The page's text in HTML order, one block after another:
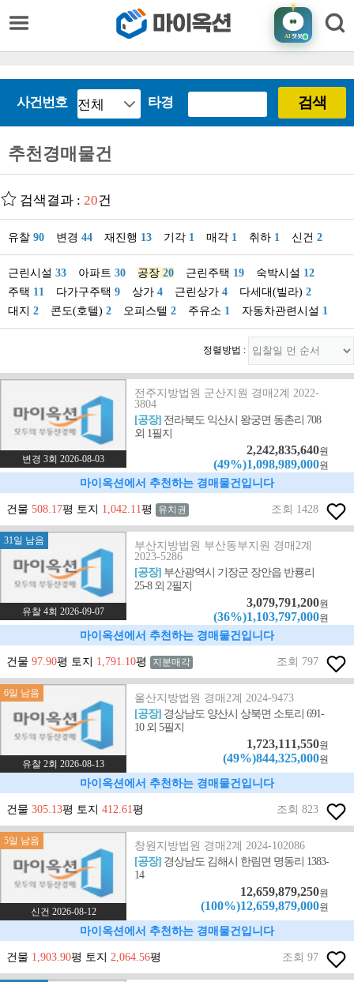
AI챗봇
사건번호 타경 검색
추천경매물건
검색결과 : 20건
유찰 90 변경 44 재진행 13 기각 1 매각 1 취하 1 신건 2
근린시설 33 아파트 30 공장 20 근린주택 19 숙박시설 12
주택 11 다가구주택 9 상가 4 근린상가 4 다세대(빌라) 2
대지 2 콘도(호텔) 2 오피스텔 2 주유소 1 자동차관련시설 1
정렬방법 :
변경 3회 2026-08-03
전주지방법원 군산지원 경매2계 2022-
3804
[공장] 전라북도 익산시 왕궁면 동촌리 708
외 1필지
2,242,835,640원
(49%)1,098,989,000원
마이옥션에서 추천하는 경매물건입니다
건물 508.17평 토지 1,042.11평 유치권 조회 1428
31일 남음
유찰 4회 2026-09-07
부산지방법원 부산동부지원 경매2계
2023-5286
[공장] 부산광역시 기장군 장안읍 반룡리
25-8 외 2필지
3,079,791,200원
(36%)1,103,797,000원
마이옥션에서 추천하는 경매물건입니다
건물 97.90평 토지 1,791.10평 지분매각 조회 797
6일 남음
유찰 2회 2026-08-13
울산지방법원 경매2계 2024-9473
[공장] 경상남도 양산시 상북면 소토리 691-
10 외 5필지
1,723,111,550원
(49%)844,325,000원
마이옥션에서 추천하는 경매물건입니다
건물 305.13평 토지 412.61평 조회 823
5일 남음
신건 2026-08-12
창원지방법원 경매2계 2024-102086
[공장] 경상남도 김해시 한림면 명동리 1383-
14
12,659,879,250원
(100%)12,659,879,000원
마이옥션에서 추천하는 경매물건입니다
건물 1,903.90평 토지 2,064.56평 조회 97